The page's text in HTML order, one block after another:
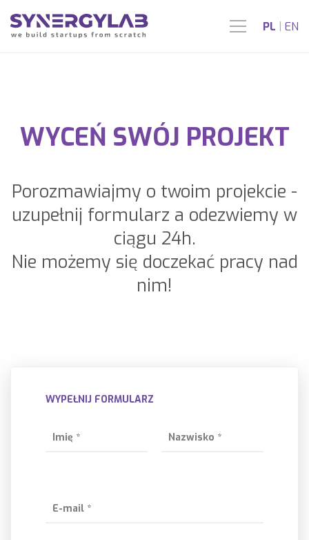
PL | EN
WYCEŃ SWÓJ PROJEKT
Porozmawiajmy o twoim projekcie -
uzupełnij formularz a odezwiemy w
ciągu 24h.
Nie możemy się doczekać pracy nad
nim!
WYPEŁNIJ FORMULARZ
Imię * Nazwisko *
E-mail *